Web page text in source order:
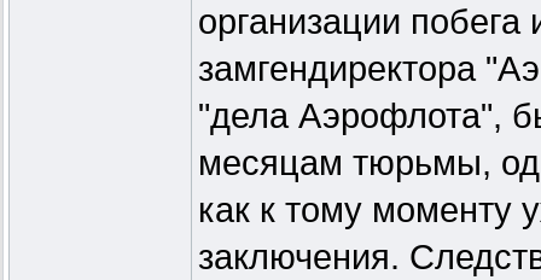
организации
замгендиректора
"дела Аэрофлота",
месяцам тюрьмы,
как к тому моменту
заключения.